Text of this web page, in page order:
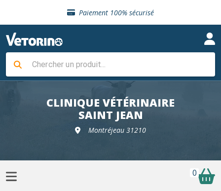
Paiement 100% sécurisé
Livraison gratuite en clinique vétérinaire
Sélection de croquettes vétérinaire
Livraison gratuite en clinique vétérinaire
Retour gratuit en clinique
CLINIQUE VÉTÉRINAIRE
SAINT JEAN
Montréjeau 31210
0